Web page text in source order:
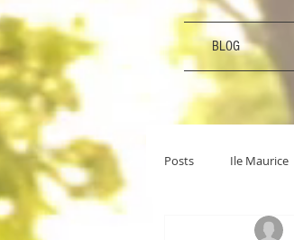
BLOG
Posts Ile Maurice